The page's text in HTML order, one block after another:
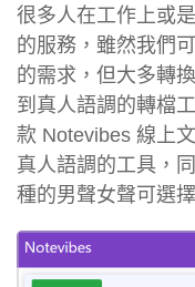
很多人在工作上或
的服務，雖然我們
的需求，但大多轉
到真人語調的轉檔
款 Notevibes 線上
真人語調的工具，
種的男聲女聲可選